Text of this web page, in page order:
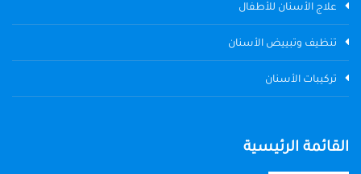
علاج الأسنان للأطفال
تنظيف وتبييض الأسنان
تركيبات الأسنان
القائمة الرئيسية